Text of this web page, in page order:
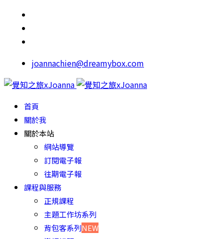
joannachien@dreamybox.com
首頁
關於我
關於本站
網站導覽
訂閱電子報
往期電子報
課程與服務
正規課程
主題工作坊系列
背包客系列NEW